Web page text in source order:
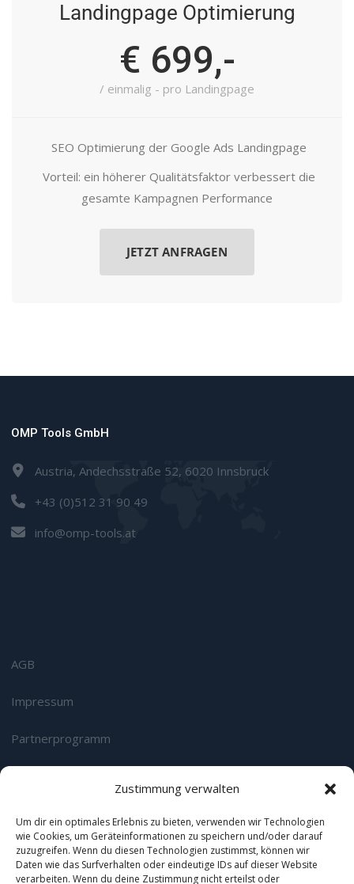
Zustimmung verwalten
Um dir ein optimales Erlebnis zu bieten, verwenden wir Technologien
wie Cookies, um Geräteinformationen zu speichern und/oder darauf
zuzugreifen. Wenn du diesen Technologien zustimmst, können wir
Daten wie das Surfverhalten oder eindeutige IDs auf dieser Website
verarbeiten. Wenn du deine Zustimmung nicht erteilst oder
Landingpage Optimierung
€ 699,-
/ einmalig - pro Landingpage
SEO Optimierung der Google Ads Landingpage
Vorteil: ein höherer Qualitätsfaktor verbessert die
gesamte Kampagnen Performance
JETZT ANFRAGEN
OMP Tools GmbH
Austria, Andechsstraße 52, 6020 Innsbruck
+43 (0)512 31 90 49
info@omp-tools.at
AGB
Impressum
Partnerprogramm
Wir sind zertifizierter Google Premium & Microsoft
Advertising Select Channel Partner: